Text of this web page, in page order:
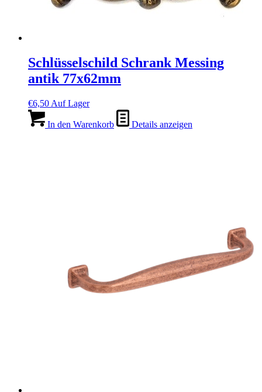
Schlüsselschild Schrank Messing
antik 77x62mm
€6,50 Auf Lager
In den Warenkorb Details anzeigen